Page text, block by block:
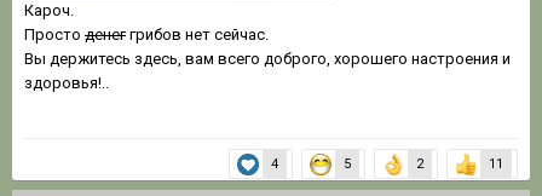
Кароч.
Просто денеггрибов нет сейчас.
Вы держитесь здесь, вам всего доброго, хорошего настроения и
здоровья!..
4 5 2 11